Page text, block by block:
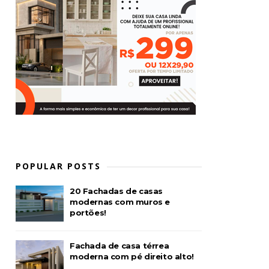
POPULAR POSTS
20 Fachadas de casas
modernas com muros e
portões!
Fachada de casa térrea
moderna com pé direito alto!